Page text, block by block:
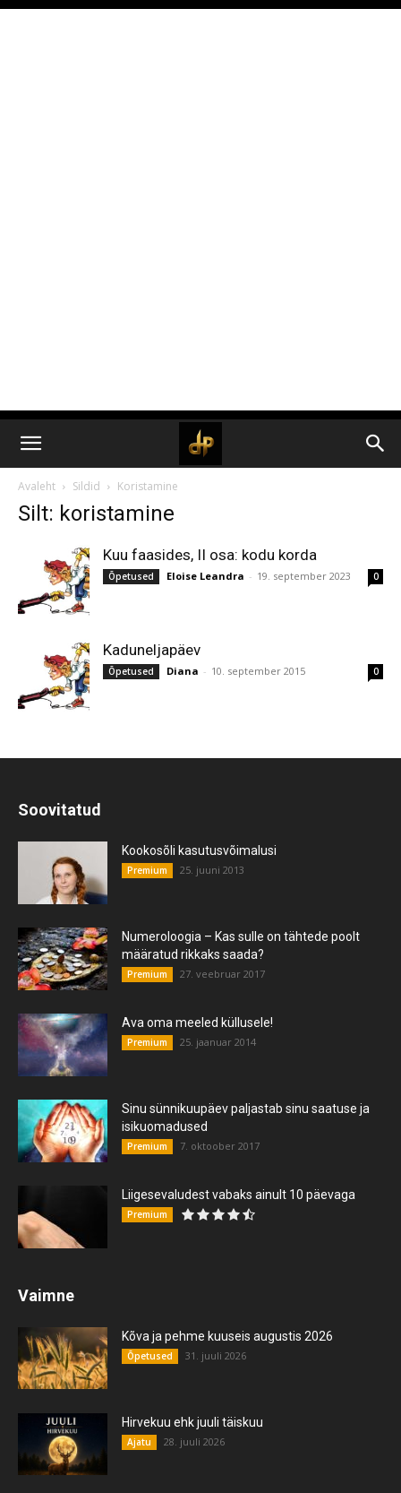
Avaleht Sildid Koristamine
Silt: koristamine
Kuu faasides, II osa: kodu korda
Õpetused Eloise Leandra - 19. september 2023 0
Kaduneljapäev
Õpetused Diana - 10. september 2015 0
Soovitatud
Kookosõli kasutusvõimalusi
Premium 25. juuni 2013
Numeroloogia – Kas sulle on tähtede poolt
määratud rikkaks saada?
Premium 27. veebruar 2017
Ava oma meeled küllusele!
Premium 25. jaanuar 2014
Sinu sünnikuupäev paljastab sinu saatuse ja
isikuomadused
Premium 7. oktoober 2017
Liigesevaludest vabaks ainult 10 päevaga
Premium
Vaimne
Kõva ja pehme kuuseis augustis 2026
Õpetused 31. juuli 2026
Hirvekuu ehk juuli täiskuu
Ajatu 28. juuli 2026